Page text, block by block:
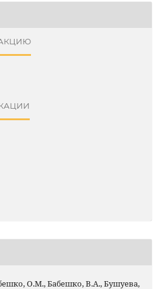
О.М., Бабешко, В.А., Бушуева,